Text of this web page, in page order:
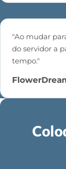
"Ao mudar
do servidor a
tempo."